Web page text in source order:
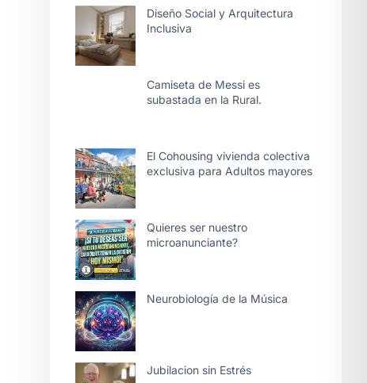
Diseño Social y Arquitectura
Inclusiva
Camiseta de Messi es
subastada en la Rural.
El Cohousing vivienda colectiva
exclusiva para Adultos mayores
Quieres ser nuestro
microanunciante?
Neurobiología de la Música
Jubilacion sin Estrés